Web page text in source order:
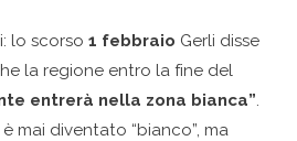
lo scorso 1 febbraio Gerli disse
la regione entro la fine del
entrerà nella zona bianca”.
mai diventato “bianco”, ma